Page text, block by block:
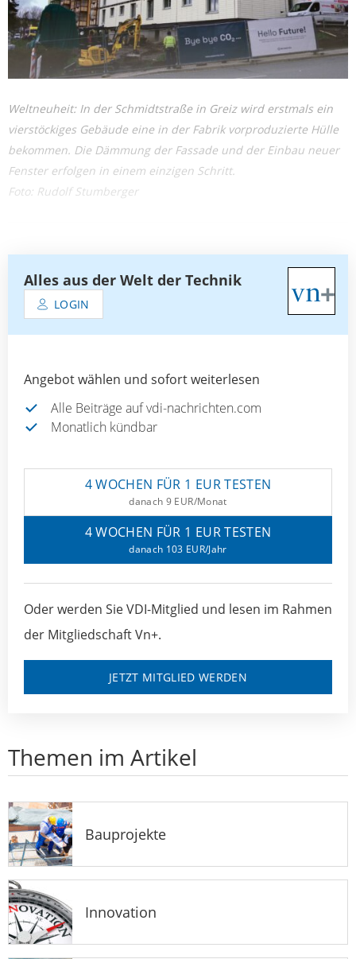
Weltneuheit: In der Schmidtstraße in Greiz wird erstmals ein
vierstöckiges Gebäude eine in der Fabrik vorproduzierte Hülle
bekommen. Die Dämmung der Fassade und der Einbau neuer
Fenster erfolgen in einem einzigen Schritt.
Foto: Rudolf Stumberger
Alles aus der Welt der Technik
LOGIN
Angebot wählen und sofort weiterlesen
Alle Beiträge auf vdi-nachrichten.com
Monatlich kündbar
4 WOCHEN FÜR 1 EUR TESTEN
danach 9 EUR/Monat
4 WOCHEN FÜR 1 EUR TESTEN
danach 103 EUR/Jahr
Oder werden Sie VDI-Mitglied und lesen im Rahmen
der Mitgliedschaft Vn+.
JETZT MITGLIED WERDEN
Themen im Artikel
Bauprojekte
Innovation